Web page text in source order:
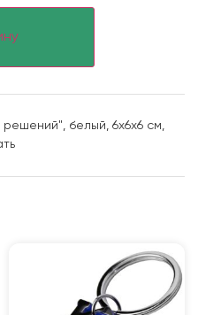
белый, 6х6х6 см,